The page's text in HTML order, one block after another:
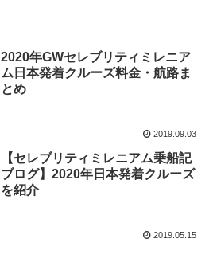
2020年GWセレブリティミレニア
ム日本発着クルーズ料金・航路ま
とめ
2019.09.03
【セレブリティミレニアム乗船記
ブログ】2020年日本発着クルーズ
を紹介
2019.05.15